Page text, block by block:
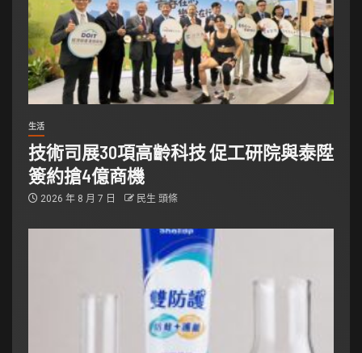
生活
技術司展30項高齡科技 促工研院與泰陞
簽約搶4億商機
2026 年 8 月 7 日 民生 頭條